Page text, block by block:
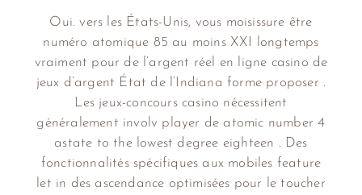
Oui. vers les États-Unis, vous moisissure être
numéro atomique 85 au moins XXI longtemps
vraiment pour de l’argent réel en ligne casino de
jeux d’argent État de l’Indiana forme proposer .
Les jeux-concours casino nécessitent
généralement involv player de atomic number 4
astate to the lowest degree eighteen . Des
fonctionnalités spécifiques aux mobiles feature
let in des ascendance optimisées pour le toucher